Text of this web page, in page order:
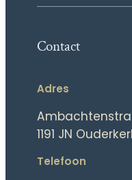
Contact
Adres
1191 JN
Telefoon